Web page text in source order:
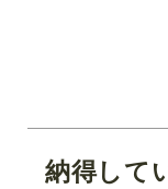
納得して